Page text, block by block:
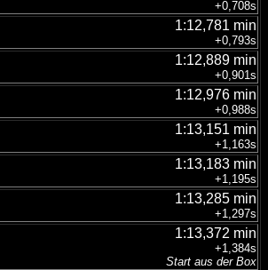
+0,708s
1:12,781 min
+0,793s
1:12,889 min
+0,901s
1:12,976 min
+0,988s
1:13,151 min
+1,163s
1:13,183 min
+1,195s
1:13,285 min
+1,297s
1:13,372 min
+1,384s
Start aus der Box